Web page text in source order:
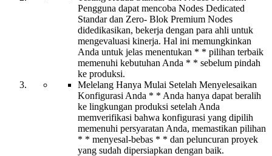
Pengguna dapat mencoba Nodes Dedicated
Standar dan Zero- Blok Premium Nodes
didedikasikan, bekerja dengan para ahli untuk
mengevaluasi kinerja. Hal ini memungkinkan
Anda untuk jelas menentukan * * pilihan terbaik
memenuhi kebutuhan Anda * * sebelum pindah
ke produksi.
Melelang Hanya Mulai Setelah Menyelesaikan
Konfigurasi Anda * * Anda hanya dapat beralih
ke lingkungan produksi setelah Anda
memverifikasi bahwa konfigurasi yang dipilih
memenuhi persyaratan Anda, memastikan pilihan
* * menyesal-bebas * * dan peluncuran proyek
yang sudah dipersiapkan dengan baik.